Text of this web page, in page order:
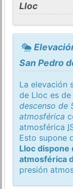
Lloc
San Pedro
La elevación
de Lloc es
descenso de
atmosférica
atmosférica
Esto supone
Lloc dispone
atmosférica
presión